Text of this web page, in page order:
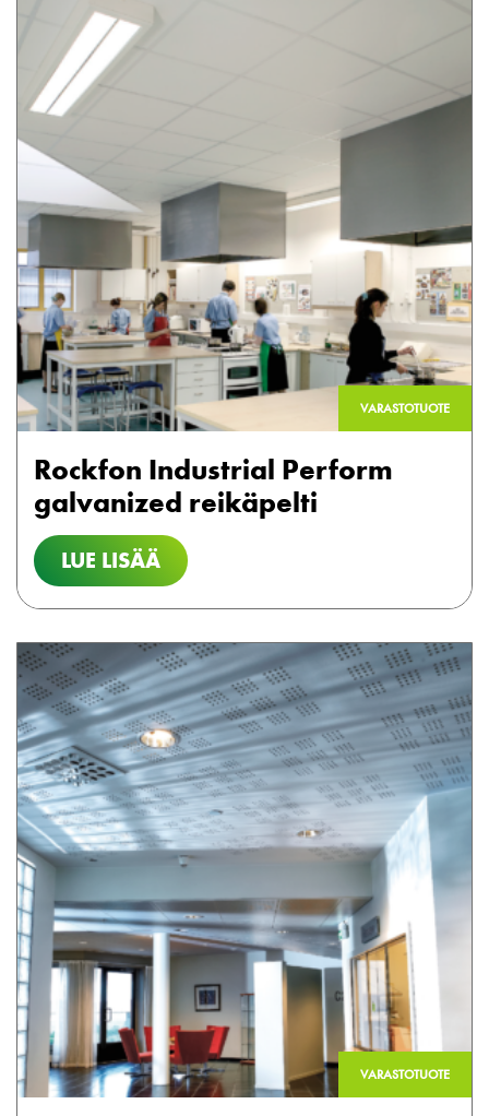
VARASTOTUOTE
Rockfon Industrial Perform
galvanized reikäpelti
LUE LISÄÄ
VARASTOTUOTE